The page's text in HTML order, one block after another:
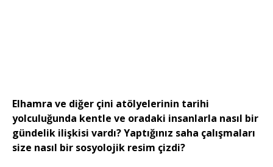
Elhamra ve diğer çini atölyelerinin tarihi
yolculuğunda kentle ve oradaki insanlarla nasıl bir
gündelik ilişkisi vardı? Yaptığınız saha çalışmaları
size nasıl bir sosyolojik resim çizdi?